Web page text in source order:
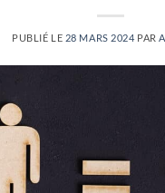
PUBLIÉ LE 28 MARS 2024 PAR